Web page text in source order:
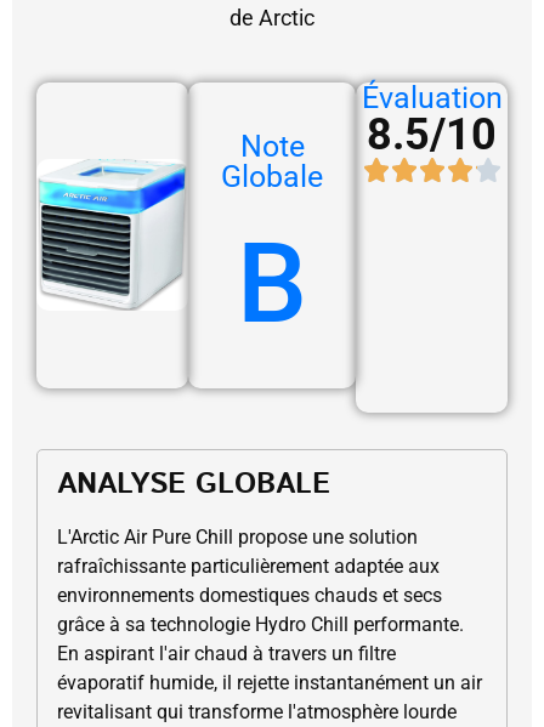
de Arctic
Note
Globale
B
Évaluation
8.5/10
ANALYSE GLOBALE
L'Arctic Air Pure Chill propose une solution
rafraîchissante particulièrement adaptée aux
environnements domestiques chauds et secs
grâce à sa technologie Hydro Chill performante.
En aspirant l'air chaud à travers un filtre
évaporatif humide, il rejette instantanément un air
revitalisant qui transforme l'atmosphère lourde